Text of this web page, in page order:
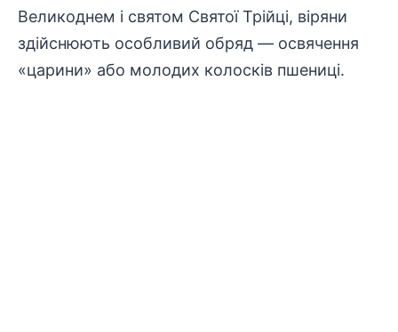
Великоднем і святом Святої Трійці, віряни
здійснюють особливий обряд — освячення
«царини» або молодих колосків пшениці.